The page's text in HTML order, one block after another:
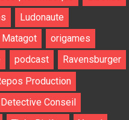
Ludonaute
Matagot
origames
podcast
Ravensburger
Production
Conseil